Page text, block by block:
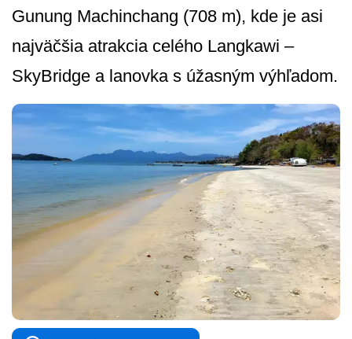
Gunung Machinchang (708 m), kde je asi
najväčšia atrakcia celého Langkawi –
SkyBridge a lanovka s úžasným výhľadom.